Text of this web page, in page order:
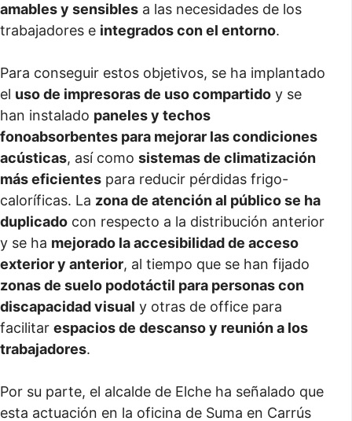
amables y sensibles a las necesidades de los
trabajadores e integrados con el entorno.
Para conseguir estos objetivos, se ha implantado
el uso de impresoras de uso compartido y se
han instalado paneles y techos
fonoabsorbentes para mejorar las condiciones
acústicas, así como sistemas de climatización
más eficientes para reducir pérdidas frigo-
caloríficas. La zona de atención al público se ha
duplicado con respecto a la distribución anterior
y se ha mejorado la accesibilidad de acceso
exterior y anterior, al tiempo que se han fijado
zonas de suelo podotáctil para personas con
discapacidad visual y otras de office para
facilitar espacios de descanso y reunión a los
trabajadores.
Por su parte, el alcalde de Elche ha señalado que
esta actuación en la oficina de Suma en Carrús